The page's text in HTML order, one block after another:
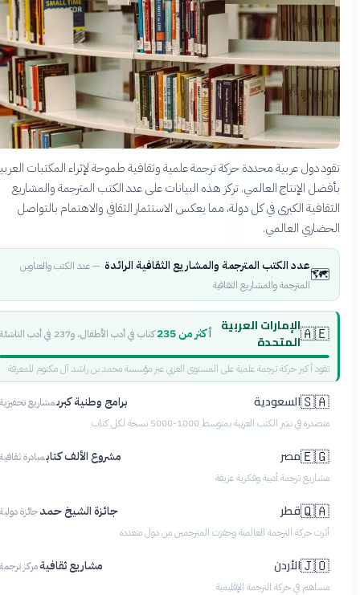
دول عربية محددة حركة ترجمة علمية وثقافية طموحة لإثراء المكتبات العربية
الإنتاج العالمي. تركز هذه البيانات على عدد الكتب المترجمة والمشاريع
الكبرى في كل دولة، مما يعكس الاستثمار الثقافي والاهتمام بالتواصل
العالمي.
عدد الكتب المترجمة والمشاريع الثقافية الرائدة —عدد الكتب والعناوين
المترجمة والمشاريع الثقافية
🇦🇪الإمارات العربية
المتحدة
أكثر من 235 كتاب في أدب الأطفال، و237 في أدب الناشئة
تقود أكبر حركة ترجمة علمية على المستوى العربي عبر مؤسسة محمد بن راشد آل مكتوم للمعرفة
🇸🇦السعودية برامج وطنية كبرىمشاريع تحفيزية
متصدرة في نشر الكتب العربية بمتوسط 1000-5000 نسخة لكل كتاب
🇪🇬مصر مشروع الألف كتابمبادرة ثقافية
مشاريع ترجمة أدبية وفكرية عريقة
🇶🇦قطر جائزة الشيخ حمدجائزة دولية
أثرت حركة الترجمة العالمية وحفزت المترجمين من دول متعددة
🇯🇴الأردن مشاريع ثقافيةمركز ترجمة
مساهم في حركة الترجمة الإقليمية